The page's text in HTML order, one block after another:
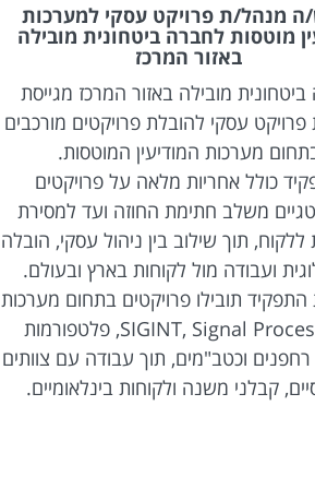
ה מנהל/ת פרויקט עסקי למערכות
מוטסות לחברה ביטחונית מובילה
באזור המרכז
מובילה באזור המרכז מגייסת
עסקי להובלת פרויקטים מורכבים
מערכות המודיעין המוטסות.
כולל אחריות מלאה על פרויקטים
משלב חתימת החוזה ועד למסירת
תוך שילוב בין ניהול עסקי, הובלה
ועבודה מול לקוחות בארץ ובעולם.
תובילו פרויקטים בתחום מערכות
SIGINT, Signal Processing, פלטפורמות
וכטב"מים, תוך עבודה עם צוותים
קבלני משנה ולקוחות בינלאומיים.